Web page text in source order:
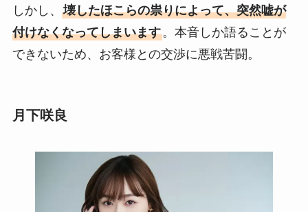
しかし、 壊したほこらの祟りによって、突然嘘が
付けなくなってしまいます。本音しか語ることが
できないため、お客様との交渉に悪戦苦闘。
月下咲良